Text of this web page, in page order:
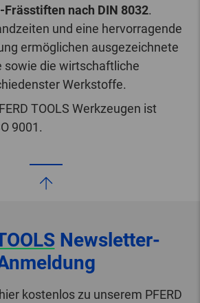
Frässtiften nach DIN 8032.
und eine hervorragende
ermöglichen ausgezeichnete
sowie die wirtschaftliche
Werkstoffe.
TOOLS Werkzeugen ist
9001.
Newsletter-
kostenlos zu unserem PFERD